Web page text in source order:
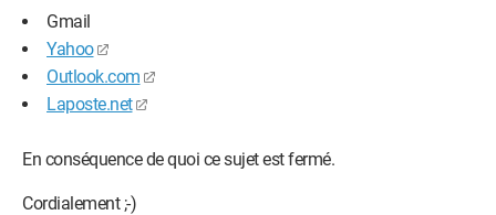
Gmail
Yahoo
Outlook.com
Laposte.net
En conséquence de quoi ce sujet est fermé.
Cordialement ;-)